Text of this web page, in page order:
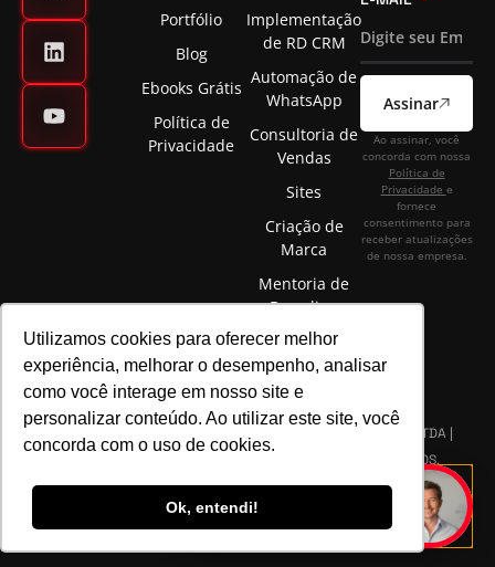
Utilizamos cookies para oferecer melhor
experiência, melhorar o desempenho, analisar
como você interage em nosso site e
personalizar conteúdo. Ao utilizar este site, você
concorda com o uso de cookies.
Ok, entendi!
Portfólio
Blog
Ebooks Grátis
Política de
Privacidade
Implementação
de RD CRM
Automação de
WhatsApp
Consultoria de
Vendas
Sites
Criação de
Marca
Mentoria de
Branding
Assinar
Ao assinar, você
concorda com nossa
Política de
Privacidade e
fornece
consentimento para
receber atualizações
de nossa empresa.
©2025 ELÉVON - MARKETING DIGITAL E GESTÃO DE MARCAS LTDA |
CNPJ 22.089.044/0001-72 | TODOS OS DIREITOS RESERVADOS.
Fale agora conosco!